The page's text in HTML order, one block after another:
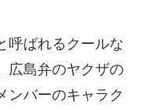
呼ばれるクールな
広島弁のヤクザの
ンバーのキャラク